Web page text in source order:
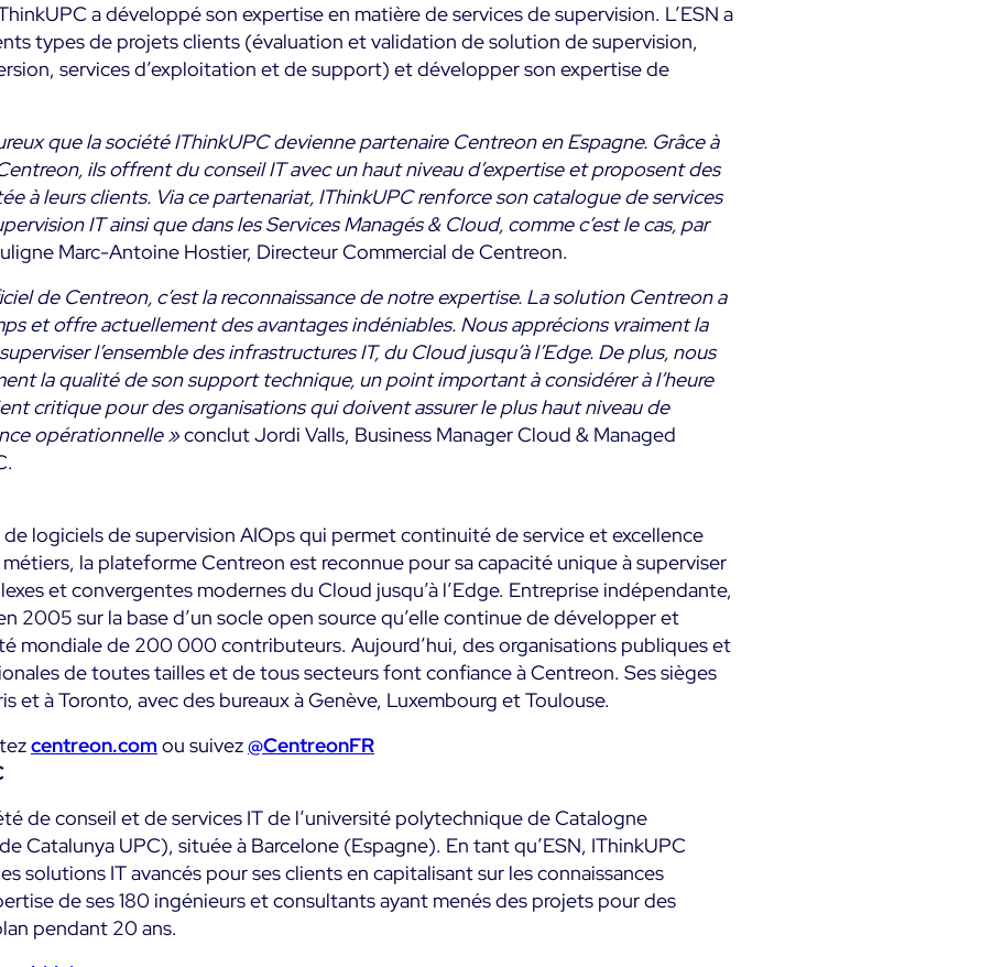
a développé son expertise en matière de services de supervision. L’ESN a
types de projets clients (évaluation et validation de solution de supervision,
services d’exploitation et de support) et développer son expertise de
que la société IThinkUPC devienne partenaire Centreon en Espagne. Grâce à
ils offrent du conseil IT avec un haut niveau d’expertise et proposent des
à leurs clients. Via ce partenariat, IThinkUPC renforce son catalogue de services
IT ainsi que dans les Services Managés & Cloud, comme c’est le cas, par
Marc-Antoine Hostier, Directeur Commercial de Centreon.
de Centreon, c’est la reconnaissance de notre expertise. La solution Centreon a
et offre actuellement des avantages indéniables. Nous apprécions vraiment la
l’ensemble des infrastructures IT, du Cloud jusqu’à l’Edge. De plus, nous
la qualité de son support technique, un point important à considérer à l’heure
critique pour des organisations qui doivent assurer le plus haut niveau de
opérationnelle »conclut Jordi Valls, Business Manager Cloud & Managed
logiciels de supervision AIOps qui permet continuité de service et excellence
la plateforme Centreon est reconnue pour sa capacité unique à superviser
et convergentes modernes du Cloud jusqu’à l’Edge. Entreprise indépendante,
2005 sur la base d’un socle open source qu’elle continue de développer et
mondiale de 200 000 contributeurs. Aujourd’hui, des organisations publiques et
de toutes tailles et de tous secteurs font confiance à Centreon. Ses sièges
et à Toronto, avec des bureaux à Genève, Luxembourg et Toulouse.
centreon.com ou suivez@CentreonFR
de conseil et de services IT de l’université polytechnique de Catalogne
Catalunya UPC), située à Barcelone (Espagne). En tant qu’ESN, IThinkUPC
solutions IT avancés pour ses clients en capitalisant sur les connaissances
de ses 180 ingénieurs et consultants ayant menés des projets pour des
pendant 20 ans.